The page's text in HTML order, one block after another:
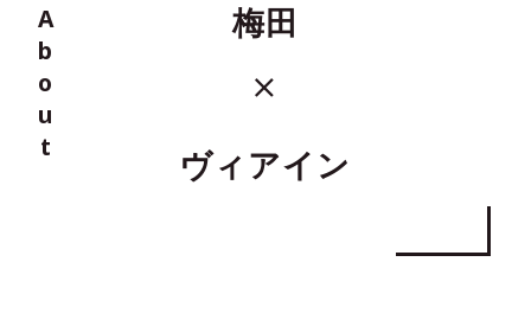
About 梅田
ヴィアイン